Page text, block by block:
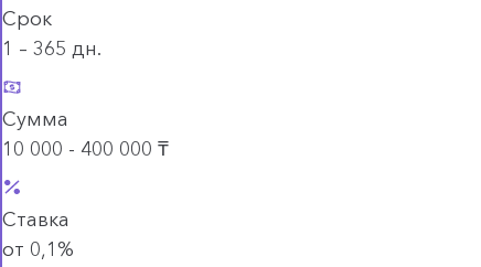
Срок
1 – 365 дн.
Сумма
10 000 - 400 000 ₸
Ставка
от 0,1%